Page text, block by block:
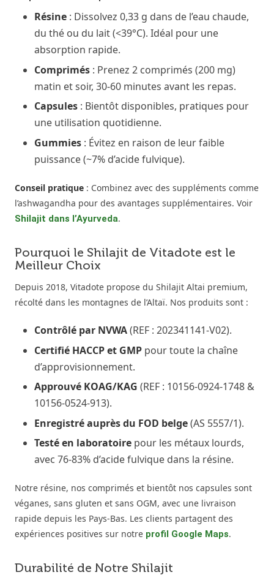
Résine : Dissolvez 0,33 g dans de l’eau chaude,
du thé ou du lait (<39°C). Idéal pour une
absorption rapide.
Comprimés : Prenez 2 comprimés (200 mg)
matin et soir, 30-60 minutes avant les repas.
Capsules : Bientôt disponibles, pratiques pour
une utilisation quotidienne.
Gummies : Évitez en raison de leur faible
puissance (~7% d’acide fulvique).
Conseil pratique : Combinez avec des suppléments comme
l’ashwagandha pour des avantages supplémentaires. Voir
Shilajit dans l’Ayurveda.
Pourquoi le Shilajit de Vitadote est le
Meilleur Choix
Depuis 2018, Vitadote propose du Shilajit Altai premium,
récolté dans les montagnes de l’Altaï. Nos produits sont :
Contrôlé par NVWA(REF : 202341141-V02).
Certifié HACCP et GMP pour toute la chaîne
d’approvisionnement.
Approuvé KOAG/KAG (REF : 10156-0924-1748 &
10156-0524-913).
Enregistré auprès du FOD belge(AS 5557/1).
Testé en laboratoire pour les métaux lourds,
avec 76-83% d’acide fulvique dans la résine.
Notre résine, nos comprimés et bientôt nos capsules sont
véganes, sans gluten et sans OGM, avec une livraison
rapide depuis les Pays-Bas. Les clients partagent des
expériences positives sur notre profil Google Maps.
Durabilité de Notre Shilajit